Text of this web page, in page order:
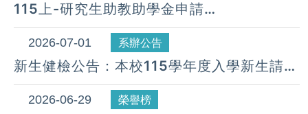
115上-研究生助教助學金申請
~115.8/25(二)前申請
2026-07-01 系辦公告
新生健檢公告：本校115學年度入學新生請注
意
2026-06-29 榮譽榜